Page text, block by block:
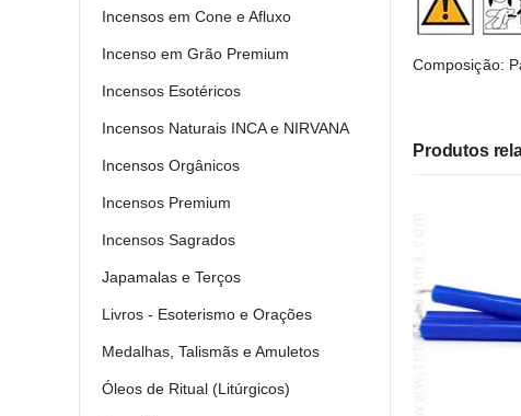
Composição:
Produtos
Incensos em Cone e Afluxo
Incenso em Grão Premium
Incensos Esotéricos
Incensos Naturais INCA e NIRVANA
Incensos Orgânicos
Incensos Premium
Incensos Sagrados
Japamalas e Terços
Livros - Esoterismo e Orações
Medalhas, Talismãs e Amuletos
Óleos de Ritual (Litúrgicos)